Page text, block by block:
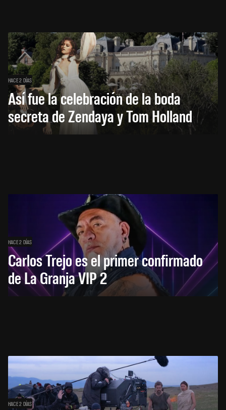
HACE 2 DÍAS
Así fue la celebración de la boda
secreta de Zendaya y Tom Holland
HACE 2 DÍAS
Carlos Trejo es el primer confirmado
de La Granja VIP 2
HACE 2 DÍAS